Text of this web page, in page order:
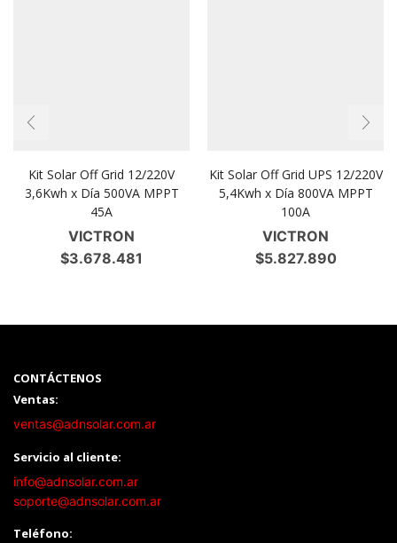
Kit Solar Off Grid 12/220V
3,6Kwh x Día 500VA MPPT
45A
VICTRON
$3.678.481
Kit Solar Off Grid UPS 12/220V
5,4Kwh x Día 800VA MPPT
100A
VICTRON
$5.827.890
CONTÁCTENOS
Ventas:
ventas@adnsolar.com.ar
Servicio al cliente:
info@adnsolar.com.ar
soporte@adnsolar.com.ar
Teléfono: